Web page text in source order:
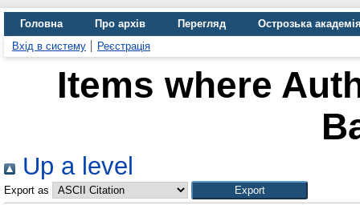
Головна Про архів Перегляд
Острозька
Вхід в систему
Реєстрація
Items where
Up a level
Export as